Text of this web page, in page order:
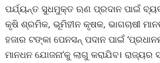
ପର୍ଯ୍ୟନ୍ତ ସୁଧମୁକ୍ତ ଋଣ ପ୍ରଦାନ ପାଇଁ
କୃଷି ଶ୍ରମିକ, ଭୂମିହୀନ କୃଷକ, ଭାଗଚାଷୀ
ହଜାର ଟଙ୍କା ପେନସନ୍ ପଦାନ ପାଇଁ
ମାନଧନ ଯୋଜନା’କୁ ଲାଗୁ କରାଯିବ। ରାଜ୍ୟର